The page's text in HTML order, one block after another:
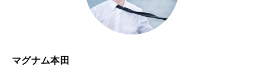
マグナム本田